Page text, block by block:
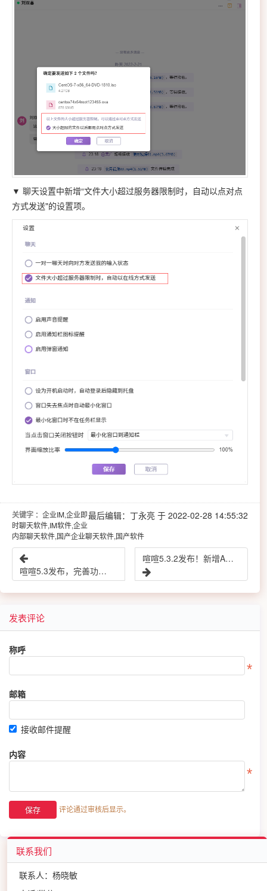
▼ 聊天设置中新增“文件大小超过服务器限制时，自动以点对点
方式发送"的设置项。
最后编辑：丁永亮 于 2022-02-28 14:55:32
关键字 ：企业IM,企业即
时聊天软件,IM软件,企业
内部聊天软件,国产企业聊天软件,国产软件
喧喧5.3发布，完善功能，修复已知问题
喧喧5.3.2发布！新增API应用，修复已知问题
发表评论
称呼
邮箱
接收邮件提醒
内容
评论通过审核后显示。
联系我们
联系人：杨晓敏